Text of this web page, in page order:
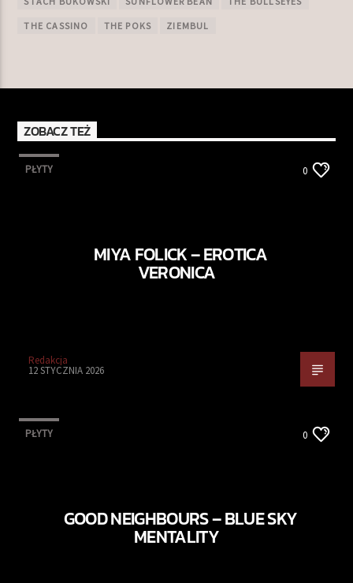
THE CASSINO THE POKS ZIEMBUL
ZOBACZ TEŻ
PŁYTY 0
MIYA FOLICK – EROTICA
VERONICA
Redakcja
12 STYCZNIA 2026
PŁYTY 0
GOOD NEIGHBOURS – BLUE SKY
MENTALITY